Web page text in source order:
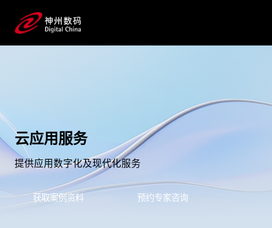
云应用服务
提供应用数字化及现代化服务
获取案例资料 预约专家咨询